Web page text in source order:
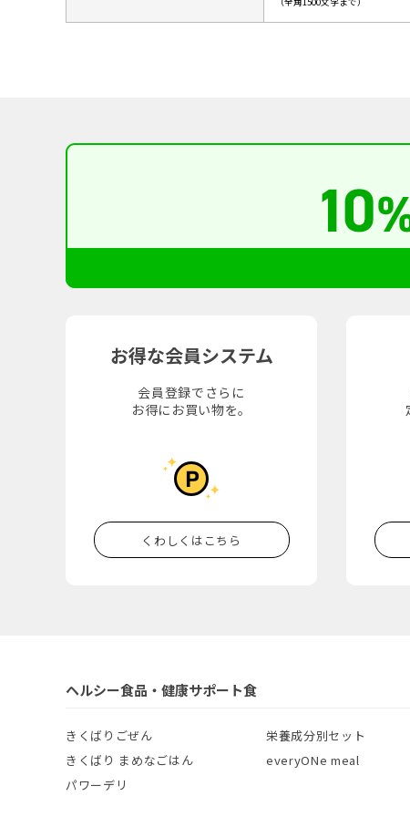
お得な会員システム
会員登録でさらに
お得にお買い物を。
くわしくはこちら
ヘルシー食品・健康サポート食
きくばりごぜん
きくばり まめなごはん
パワーデリ
栄養成分別セット
everyONe meal